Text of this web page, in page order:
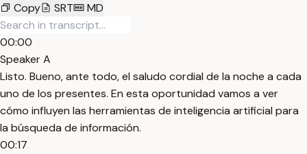
Copy
SRT MD
00:00
Speaker A
Listo. Bueno, ante todo, el saludo cordial de la noche a cada
uno de los presentes. En esta oportunidad vamos a ver
cómo influyen las herramientas de inteligencia artificial para
la búsqueda de información.
00:17